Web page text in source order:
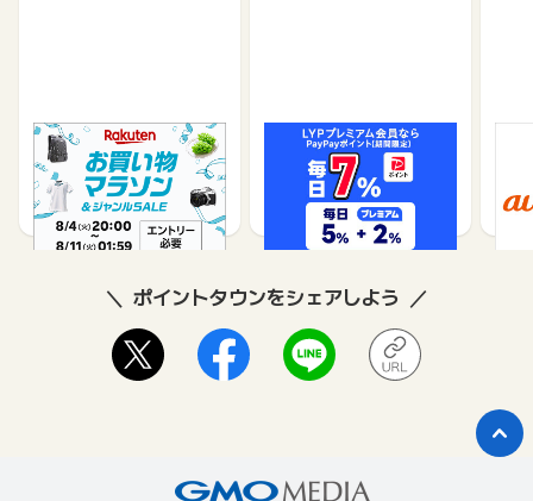
楽天市場
1%
Yahoo!ショッピング
1%
ポイントタウンをシェアしよう